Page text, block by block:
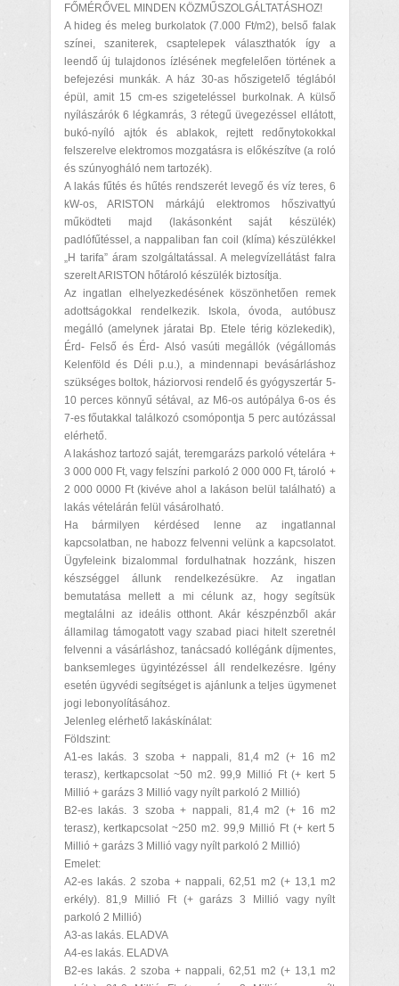
FŐMÉRŐVEL MINDEN KÖZMŰSZOLGÁLTATÁSHOZ!
A hideg és meleg burkolatok (7.000 Ft/m2), belső falak
színei, szaniterek, csaptelepek választhatók így a
leendő új tulajdonos ízlésének megfelelően történek a
befejezési munkák. A ház 30-as hőszigetelő téglából
épül, amit 15 cm-es szigeteléssel burkolnak. A külső
nyílászárók 6 légkamrás, 3 rétegű üvegezéssel ellátott,
bukó-nyíló ajtók és ablakok, rejtett redőnytokokkal
felszerelve elektromos mozgatásra is előkészítve (a roló
és szúnyogháló nem tartozék).
A lakás fűtés és hűtés rendszerét levegő és víz teres, 6
kW-os, ARISTON márkájú elektromos hőszivattyú
működteti majd (lakásonként saját készülék)
padlófűtéssel, a nappaliban fan coil (klíma) készülékkel
„H tarifa” áram szolgáltatással. A melegvízellátást falra
szerelt ARISTON hőtároló készülék biztosítja.
Az ingatlan elhelyezkedésének köszönhetően remek
adottságokkal rendelkezik. Iskola, óvoda, autóbusz
megálló (amelynek járatai Bp. Etele térig közlekedik),
Érd- Felső és Érd- Alsó vasúti megállók (végállomás
Kelenföld és Déli p.u.), a mindennapi bevásárláshoz
szükséges boltok, háziorvosi rendelő és gyógyszertár 5-
10 perces könnyű sétával, az M6-os autópálya 6-os és
7-es főutakkal találkozó csomópontja 5 perc autózással
elérhető.
A lakáshoz tartozó saját, teremgarázs parkoló vételára +
3 000 000 Ft, vagy felszíni parkoló 2 000 000 Ft, tároló +
2 000 0000 Ft (kivéve ahol a lakáson belül található) a
lakás vételárán felül vásárolható.
Ha bármilyen kérdésed lenne az ingatlannal
kapcsolatban, ne habozz felvenni velünk a kapcsolatot.
Ügyfeleink bizalommal fordulhatnak hozzánk, hiszen
készséggel állunk rendelkezésükre. Az ingatlan
bemutatása mellett a mi célunk az, hogy segítsük
megtalálni az ideális otthont. Akár készpénzből akár
államilag támogatott vagy szabad piaci hitelt szeretnél
felvenni a vásárláshoz, tanácsadó kollégánk díjmentes,
banksemleges ügyintézéssel áll rendelkezésre. Igény
esetén ügyvédi segítséget is ajánlunk a teljes ügymenet
jogi lebonyolításához.
Jelenleg elérhető lakáskínálat:
Földszint:
A1-es lakás. 3 szoba + nappali, 81,4 m2 (+ 16 m2
terasz), kertkapcsolat ~50 m2. 99,9 Millió Ft (+ kert 5
Millió + garázs 3 Millió vagy nyílt parkoló 2 Millió)
B2-es lakás. 3 szoba + nappali, 81,4 m2 (+ 16 m2
terasz), kertkapcsolat ~250 m2. 99,9 Millió Ft (+ kert 5
Millió + garázs 3 Millió vagy nyílt parkoló 2 Millió)
Emelet:
A2-es lakás. 2 szoba + nappali, 62,51 m2 (+ 13,1 m2
erkély). 81,9 Millió Ft (+ garázs 3 Millió vagy nyílt
parkoló 2 Millió)
A3-as lakás. ELADVA
A4-es lakás. ELADVA
B2-es lakás. 2 szoba + nappali, 62,51 m2 (+ 13,1 m2